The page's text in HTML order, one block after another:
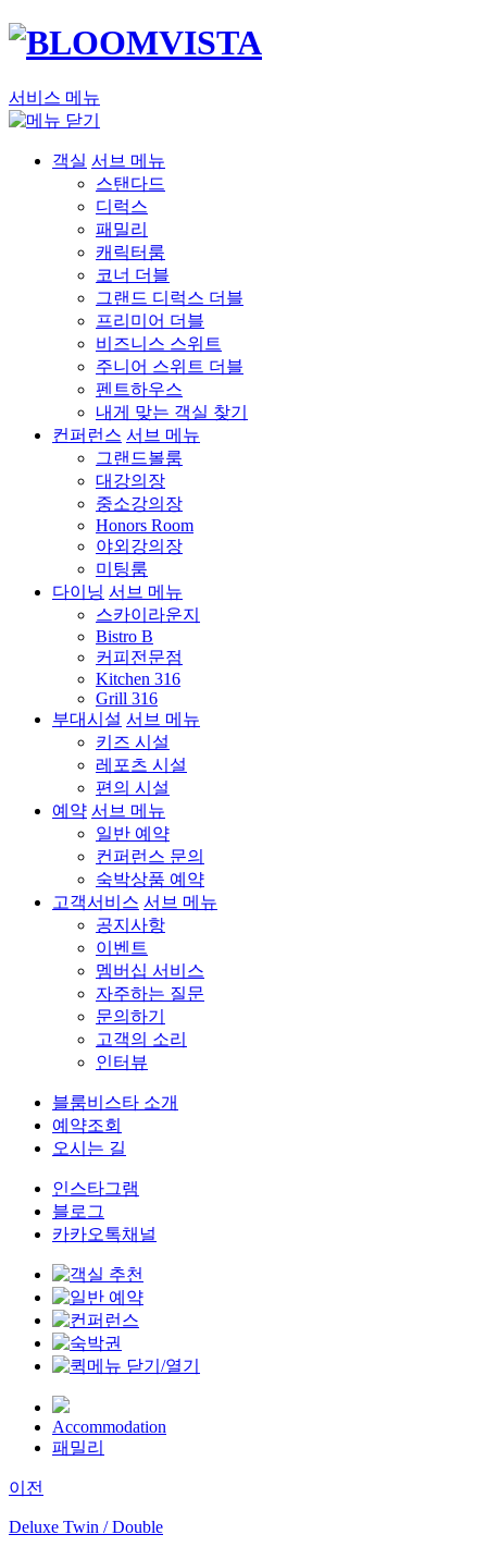
서비스 메뉴
객실 서브 메뉴
스탠다드
디럭스
패밀리
캐릭터룸
코너 더블
그랜드 디럭스 더블
프리미어 더블
비즈니스 스위트
주니어 스위트 더블
펜트하우스
내게 맞는 객실 찾기
컨퍼런스 서브 메뉴
그랜드볼룸
대강의장
중소강의장
Honors Room
야외강의장
미팅룸
다이닝 서브 메뉴
스카이라운지
Bistro B
커피전문점
Kitchen 316
Grill 316
부대시설 서브 메뉴
키즈 시설
레포츠 시설
편의 시설
예약 서브 메뉴
일반 예약
컨퍼런스 문의
숙박상품 예약
고객서비스 서브 메뉴
공지사항
이벤트
멤버십 서비스
자주하는 질문
문의하기
고객의 소리
인터뷰
블룸비스타 소개
예약조회
오시는 길
인스타그램
블로그
카카오톡채널
Accommodation
패밀리
이전
Deluxe Twin / Double